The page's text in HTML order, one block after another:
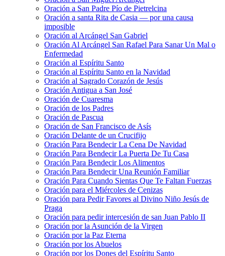
Oración a San Padre Pío de Pietrelcina
Oración a santa Rita de Casia — por una causa
imposible
Oración al Arcángel San Gabriel
Oración Al Arcángel San Rafael Para Sanar Un Mal o
Enfermedad
Oración al Espíritu Santo
Oración al Espíritu Santo en la Navidad
Oración al Sagrado Corazón de Jesús
Oración Antigua a San José
Oración de Cuaresma
Oración de los Padres
Oración de Pascua
Oración de San Francisco de Asís
Oración Delante de un Crucifijo
Oración Para Bendecir La Cena De Navidad
Oración Para Bendecir La Puerta De Tu Casa
Oración Para Bendecir Los Alimentos
Oración Para Bendecir Una Reunión Familiar
Oración Para Cuando Sientas Que Te Faltan Fuerzas
Oración para el Miércoles de Cenizas
Oración para Pedir Favores al Divino Niño Jesús de
Praga
Oración para pedir intercesión de san Juan Pablo II
Oración por la Asunción de la Virgen
Oración por la Paz Eterna
Oración por los Abuelos
Oración por los Dones del Espíritu Santo